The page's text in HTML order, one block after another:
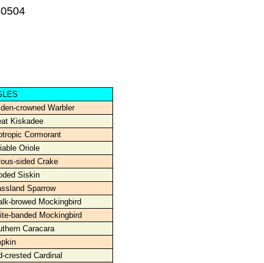
crowned Warbler
Kiskadee
Cormorant
Oriole
sided Crake
Siskin
Sparrow
browed Mockingbird
banded Mockingbird
Caracara
crested Cardinal